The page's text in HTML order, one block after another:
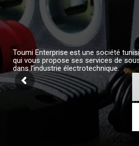
Toumi Enterprise est une société
qui vous propose ses services de
dans l’industrie électrotechnique.